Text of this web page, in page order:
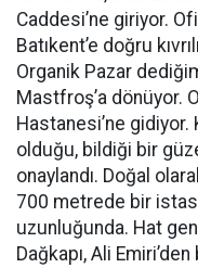
Caddesi’ne giriyor.
Batıkent’e doğru
Organik Pazar
Mastfroş’a dönüyor.
Hastanesi’ne gidiyor.
olduğu, bildiği bir
onaylandı. Doğal
700 metrede bir
uzunluğunda. Hat
Dağkapı, Ali